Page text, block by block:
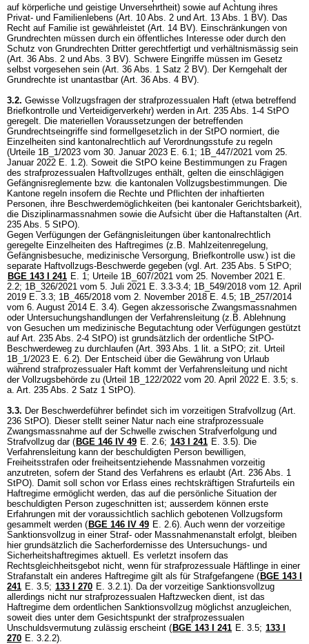
auf körperliche und geistige Unversehrtheit) sowie auf Achtung ihres
Privat- und Familienlebens (Art. 10 Abs. 2 und Art. 13 Abs. 1 BV). Das
Recht auf Familie ist gewährleistet (Art. 14 BV). Einschränkungen von
Grundrechten müssen durch ein öffentliches Interesse oder durch den
Schutz von Grundrechten Dritter gerechtfertigt und verhältnismässig sein
(Art. 36 Abs. 2 und Abs. 3 BV). Schwere Eingriffe müssen im Gesetz
selbst vorgesehen sein (Art. 36 Abs. 1 Satz 2 BV). Der Kerngehalt der
Grundrechte ist unantastbar (Art. 36 Abs. 4 BV).
3.2. Gewisse Vollzugsfragen der strafprozessualen Haft (etwa betreffend
Briefkontrolle und Verteidigerverkehr) werden in Art. 235 Abs. 1-4 StPO
geregelt. Die materiellen Voraussetzungen der betreffenden
Grundrechtseingriffe sind formellgesetzlich in der StPO normiert, die
Einzelheiten sind kantonalrechtlich auf Verordnungsstufe zu regeln
(Urteile 1B_1/2023 vom 30. Januar 2023 E. 6.1; 1B_447/2021 vom 25.
Januar 2022 E. 1.2). Soweit die StPO keine Bestimmungen zu Fragen
des strafprozessualen Haftvollzuges enthält, gelten die einschlägigen
Gefängnisreglemente bzw. die kantonalen Vollzugsbestimmungen. Die
Kantone regeln insofern die Rechte und Pflichten der inhaftierten
Personen, ihre Beschwerdemöglichkeiten (bei kantonaler Gerichtsbarkeit),
die Disziplinarmassnahmen sowie die Aufsicht über die Haftanstalten (Art.
235 Abs. 5 StPO).
Gegen Verfügungen der Gefängnisleitungen über kantonalrechtlich
geregelte Einzelheiten des Haftregimes (z.B. Mahlzeitenregelung,
Gefängnisbesuche, medizinische Versorgung, Briefkontrolle usw.) ist die
separate Haftvollzugs-Beschwerde gegeben (vgl. Art. 235 Abs. 5 StPO;
BGE 143 I 241 E. 1; Urteile 1B_607/2021 vom 25. November 2021 E.
2.2; 1B_326/2021 vom 5. Juli 2021 E. 3.3-3.4; 1B_549/2018 vom 12. April
2019 E. 3.3; 1B_465/2018 vom 2. November 2018 E. 4.5; 1B_257/2014
vom 6. August 2014 E. 3.4). Gegen akzessorische Zwangsmassnahmen
oder Untersuchungshandlungen der Verfahrensleitung (z.B. Ablehnung
von Gesuchen um medizinische Begutachtung oder Verfügungen gestützt
auf Art. 235 Abs. 2-4 StPO) ist grundsätzlich der ordentliche StPO-
Beschwerdeweg zu durchlaufen (Art. 393 Abs. 1 lit. a StPO; zit. Urteil
1B_1/2023 E. 6.2). Der Entscheid über die Gewährung von Urlaub
während strafprozessualer Haft kommt der Verfahrensleitung und nicht
der Vollzugsbehörde zu (Urteil 1B_122/2022 vom 20. April 2022 E. 3.5; s.
a. Art. 235 Abs. 2 Satz 1 StPO).
3.3. Der Beschwerdeführer befindet sich im vorzeitigen Strafvollzug (Art.
236 StPO). Dieser stellt seiner Natur nach eine strafprozessuale
Zwangsmassnahme auf der Schwelle zwischen Strafverfolgung und
Strafvollzug dar ( BGE 146 IV 49 E. 2.6; 143 I 241 E. 3.5). Die
Verfahrensleitung kann der beschuldigten Person bewilligen,
Freiheitsstrafen oder freiheitsentziehende Massnahmen vorzeitig
anzutreten, sofern der Stand des Verfahrens es erlaubt (Art. 236 Abs. 1
StPO). Damit soll schon vor Erlass eines rechtskräftigen Strafurteils ein
Haftregime ermöglicht werden, das auf die persönliche Situation der
beschuldigten Person zugeschnitten ist; ausserdem können erste
Erfahrungen mit der voraussichtlich sachlich gebotenen Vollzugsform
gesammelt werden ( BGE 146 IV 49 E. 2.6). Auch wenn der vorzeitige
Sanktionsvollzug in einer Straf- oder Massnahmenanstalt erfolgt, bleiben
hier grundsätzlich die Sacherfordernisse des Untersuchungs- und
Sicherheitshaftregimes aktuell. Es verletzt insofern das
Rechtsgleichheitsgebot nicht, wenn für strafprozessuale Häftlinge in einer
Strafanstalt ein anderes Haftregime gilt als für Strafgefangene ( BGE 143 I
241 E. 3.5; 133 I 270 E. 3.2.1). Da der vorzeitige Sanktionsvollzug
allerdings nicht nur strafprozessualen Haftzwecken dient, ist das
Haftregime dem ordentlichen Sanktionsvollzug möglichst anzugleichen,
soweit dies unter dem Gesichtspunkt der strafprozessualen
Unschuldsvermutung zulässig erscheint ( BGE 143 I 241 E. 3.5; 133 I
270 E. 3.2.2).